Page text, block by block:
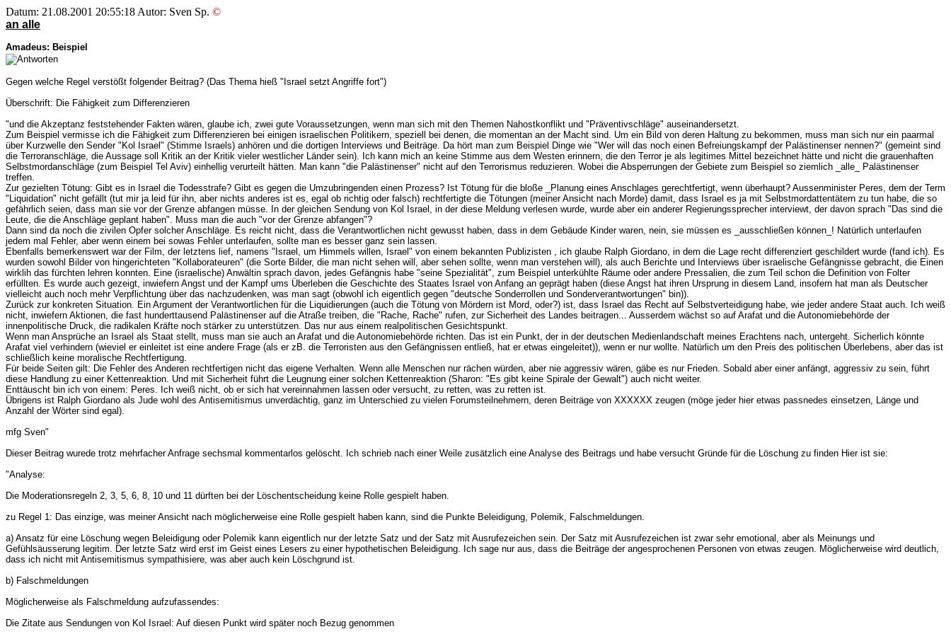
Datum: 21.08.2001 20:55:18 Autor: Sven Sp. ©
an alle
Amadeus: Beispiel
Gegen welche Regel verstößt folgender Beitrag? (Das Thema hieß "Israel setzt Angriffe fort")
Überschrift: Die Fähigkeit zum Differenzieren
"und die Akzeptanz feststehender Fakten wären, glaube ich, zwei gute Voraussetzungen, wenn man sich mit den Themen Nahostkonflikt und "Präventivschläge" auseinandersetzt.
Zum Beispiel vermisse ich die Fähigkeit zum Differenzieren bei einigen israelischen Politikern, speziell bei denen, die momentan an der Macht sind. Um ein Bild von deren Haltung zu bekommen, muss man sich nur ein paarmal
über Kurzwelle den Sender "Kol Israel" (Stimme Israels) anhören und die dortigen Interviews und Beiträge. Da hört man zum Beispiel Dinge wie "Wer will das noch einen Befreiungskampf der Palästinenser nennen?" (gemeint sind
die Terroranschläge, die Aussage soll Kritik an der Kritik vieler westlicher Länder sein). Ich kann mich an keine Stimme aus dem Westen erinnern, die den Terror je als legitimes Mittel bezeichnet hätte und nicht die grauenhaften
Selbstmordanschläge (zum Beispiel Tel Aviv) einhellig verurteilt hätten. Man kann "die Palästinenser" nicht auf den Terrorismus reduzieren. Wobei die Absperrungen der Gebiete zum Beispiel so ziemlich _alle_ Palästinenser
treffen.
Zur gezielten Tötung: Gibt es in Israel die Todesstrafe? Gibt es gegen die Umzubringenden einen Prozess? Ist Tötung für die bloße _Planung eines Anschlages gerechtfertigt, wenn überhaupt? Aussenminister Peres, dem der Term
"Liquidation" nicht gefällt (tut mir ja leid für ihn, aber nichts anderes ist es, egal ob richtig oder falsch) rechtfertigte die Tötungen (meiner Ansicht nach Morde) damit, dass Israel es ja mit Selbstmordattentätern zu tun habe, die so
gefährlich seien, dass man sie vor der Grenze abfangen müsse. In der gleichen Sendung von Kol Israel, in der diese Meldung verlesen wurde, wurde aber ein anderer Regierungssprecher interviewt, der davon sprach "Das sind die
Leute, die die Anschläge geplant haben". Muss man die auch "vor der Grenze abfangen"?
Dann sind da noch die zivilen Opfer solcher Anschläge. Es reicht nicht, dass die Verantwortlichen nicht gewusst haben, dass in dem Gebäude Kinder waren, nein, sie müssen es _ausschließen können_! Natürlich unterlaufen
jedem mal Fehler, aber wenn einem bei sowas Fehler unterlaufen, sollte man es besser ganz sein lassen.
Ebenfalls bemerkenswert war der Film, der letztens lief, namens "Israel, um Himmels willen, Israel" von einem bekannten Publizisten , ich glaube Ralph Giordano, in dem die Lage recht differenziert geschildert wurde (fand ich). Es
wurden sowohl Bilder von hingerichteten "Kollaborateuren" (die Sorte Bilder, die man nicht sehen will, aber sehen sollte, wenn man verstehen will), als auch Berichte und Interviews über israelische Gefängnisse gebracht, die Einen
wirklih das fürchten lehren konnten. Eine (israelische) Anwältin sprach davon, jedes Gefängnis habe "seine Spezialität", zum Beispiel unterkühlte Räume oder andere Pressalien, die zum Teil schon die Definition von Folter
erfüllten. Es wurde auch gezeigt, inwiefern Angst und der Kampf ums Überleben die Geschichte des Staates Israel von Anfang an geprägt haben (diese Angst hat ihren Ursprung in diesem Land, insofern hat man als Deutscher
vielleicht auch noch mehr Verpflichtung über das nachzudenken, was man sagt (obwohl ich eigentlich gegen "deutsche Sonderrollen und Sonderverantwortungen" bin)).
Zurück zur konkreten Situation. Ein Argument der Verantwortlichen für die Liquidierungen (auch die Tötung von Mördern ist Mord, oder?) ist, dass Israel das Recht auf Selbstverteidigung habe, wie jeder andere Staat auch. Ich weiß
nicht, inwiefern Aktionen, die fast hunderttausend Palästinenser auf die Atraße treiben, die "Rache, Rache" rufen, zur Sicherheit des Landes beitragen... Ausserdem wächst so auf Arafat und die Autonomiebehörde der
innenpolitische Druck, die radikalen Kräfte noch stärker zu unterstützen. Das nur aus einem realpolitischen Gesichtspunkt.
Wenn man Ansprüche an Israel als Staat stellt, muss man sie auch an Arafat und die Autonomiebehörde richten. Das ist ein Punkt, der in der deutschen Medienlandschaft meines Erachtens nach, untergeht. Sicherlich könnte
Arafat viel verhindern (wieviel er einleitet ist eine andere Frage (als er zB. die Terroristen aus den Gefängnissen entließ, hat er etwas eingeleitet)), wenn er nur wollte. Natürlich um den Preis des politischen Überlebens, aber das ist
schließlich keine moralische Rechtfertigung.
Für beide Seiten gilt: Die Fehler des Anderen rechtfertigen nicht das eigene Verhalten. Wenn alle Menschen nur rächen würden, aber nie aggressiv wären, gäbe es nur Frieden. Sobald aber einer anfängt, aggressiv zu sein, führt
diese Handlung zu einer Kettenreaktion. Und mit Sicherheit führt die Leugnung einer solchen Kettenreaktion (Sharon: "Es gibt keine Spirale der Gewalt") auch nicht weiter.
Enttäuscht bin ich von einem: Peres. Ich weiß nicht, ob er sich hat vereinnahmen lassen oder versucht, zu retten, was zu retten ist.
Übrigens ist Ralph Giordano als Jude wohl des Antisemitismus unverdächtig, ganz im Unterschied zu vielen Forumsteilnehmern, deren Beiträge von XXXXXX zeugen (möge jeder hier etwas passnedes einsetzen, Länge und
Anzahl der Wörter sind egal).
mfg Sven"
Dieser Beitrag wurede trotz mehrfacher Anfrage sechsmal kommentarlos gelöscht. Ich schrieb nach einer Weile zusätzlich eine Analyse des Beitrags und habe versucht Gründe für die Löschung zu finden Hier ist sie:
"Analyse:
Die Moderationsregeln 2, 3, 5, 6, 8, 10 und 11 dürften bei der Löschentscheidung keine Rolle gespielt haben.
zu Regel 1: Das einzige, was meiner Ansicht nach möglicherweise eine Rolle gespielt haben kann, sind die Punkte Beleidigung, Polemik, Falschmeldungen.
a) Ansatz für eine Löschung wegen Beleidigung oder Polemik kann eigentlich nur der letzte Satz und der Satz mit Ausrufezeichen sein. Der Satz mit Ausrufezeichen ist zwar sehr emotional, aber als Meinungs und
Gefühlsäusserung legitim. Der letzte Satz wird erst im Geist eines Lesers zu einer hypothetischen Beleidigung. Ich sage nur aus, dass die Beiträge der angesprochenen Personen von etwas zeugen. Möglicherweise wird deutlich,
dass ich nicht mit Antisemitismus sympathisiere, was aber auch kein Löschgrund ist.
b) Falschmeldungen
Möglicherweise als Falschmeldung aufzufassendes:
Die Zitate aus Sendungen von Kol Israel: Auf diesen Punkt wird später noch Bezug genommen